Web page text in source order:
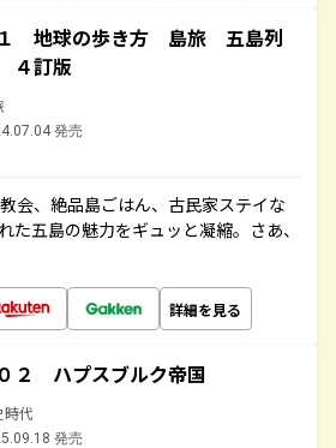
地球の歩き方 島旅 五島列
４訂版
発売
会、絶品島ごはん、古民家ステイな
た五島の魅力をギュッと凝縮。さあ、
詳細を見る
２ ハプスブルク帝国
時代
発売